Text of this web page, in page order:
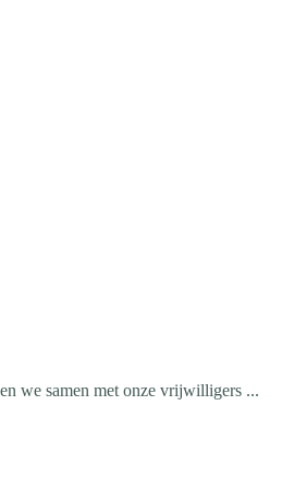
we samen met onze vrijwilligers ...